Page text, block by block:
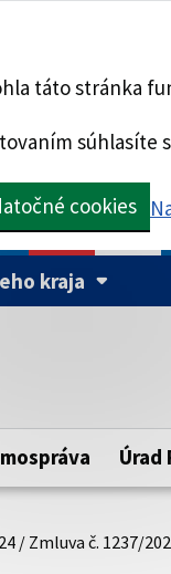
táto stránka
súhlasíte
cookies
kraja
samosprávneho
Úrad
/ Zmluva č. 1237/